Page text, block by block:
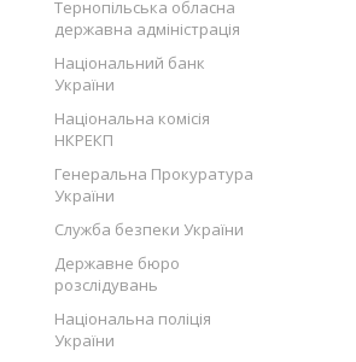
Тернопільська обласна
державна адміністрація
Національний банк
України
Національна комісія
НКРЕКП
Генеральна Прокуратура
України
Служба безпеки України
Державне бюро
розслідувань
Національна поліція
України